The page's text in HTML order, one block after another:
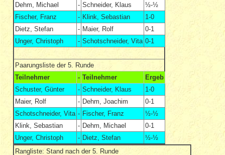
Dehm, Michael
- Schneider, Klaus
½-½
Fischer, Franz
- Klink, Sebastian
1-0
Dietz, Stefan
- Maier, Rolf
0-1
Unger, Christoph
- Schotschneider, Vita 0-1
Paarungsliste der 5. Runde
Teilnehmer
- Teilnehmer
Ergeb
Schuster, Günter
- Schneider, Klaus
1-0
Maier, Rolf
- Dehm, Joachim
0-1
Schotschneider, Vita - Fischer, Franz
½-½
Klink, Sebastian
- Dehm, Michael
0-1
Unger, Christoph
- Dietz, Stefan
½-½
Rangliste: Stand nach der 5. Runde